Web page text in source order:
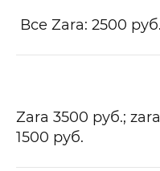
Все Zara: 2500
Zara 3500 руб.;
1500 руб.